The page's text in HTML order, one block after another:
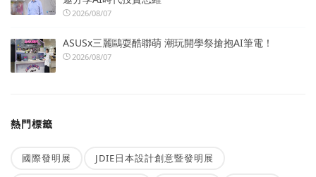
2026/08/07
ASUSx三麗鷗耍酷聯萌 潮玩開學祭搶抱AI筆電！
2026/08/07
熱門標籤
國際發明展 JDIE日本設計創意暨發明展